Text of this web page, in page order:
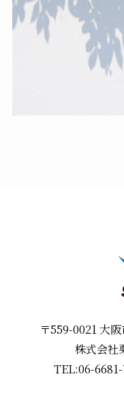
〒559-0021 大
株式会社
TEL:06-